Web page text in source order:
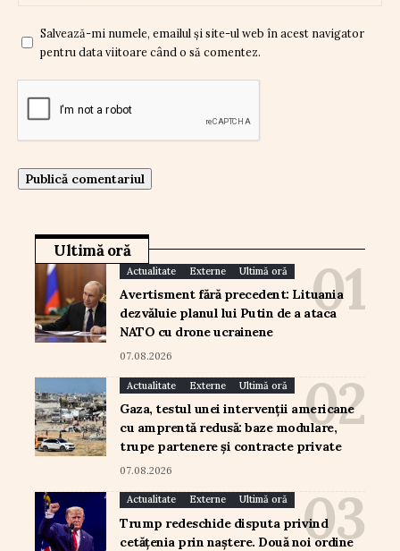
Salvează-mi numele, emailul și site-ul web în acest navigator
pentru data viitoare când o să comentez.
Ultimă oră
Actualitate Externe Ultimă oră
Avertisment fără precedent: Lituania
dezvăluie planul lui Putin de a ataca
NATO cu drone ucrainene
07.08.2026
Actualitate Externe Ultimă oră
Gaza, testul unei intervenții americane
cu amprentă redusă: baze modulare,
trupe partenere și contracte private
07.08.2026
Actualitate Externe Ultimă oră
Trump redeschide disputa privind
cetățenia prin naștere. Două noi ordine